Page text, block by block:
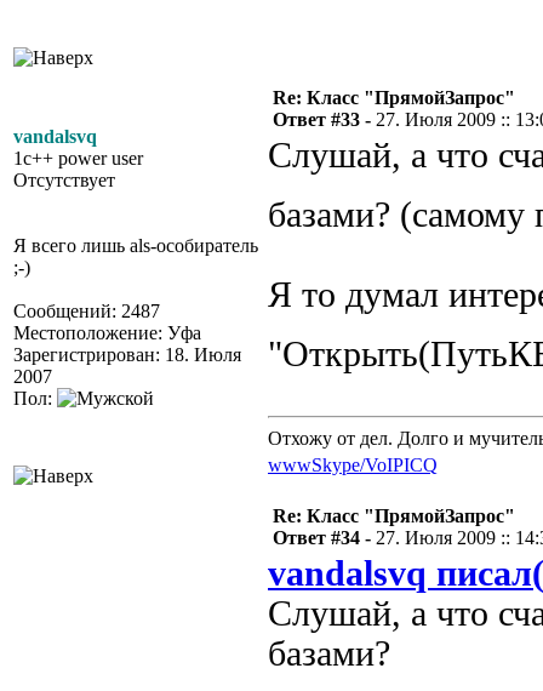
vandalsvq
1c++ power user
Отсутствует
Я всего лишь als-особиратель
;-)
Сообщений: 2487
Местоположение: Уфа
Зарегистрирован: 18. Июля
2007
Пол:
Re: Класс "ПрямойЗапрос"
Ответ #33 - 27. Июля 2009 ::
Слушай, а что
базами? (самому
Я то думал
Отхожу от дел. Долго и
wwwSkype/VoIPICQ
Re: Класс "ПрямойЗапрос"
Ответ #34 - 27. Июля 2009 ::
vandalsvq
Слушай, а что
базами?